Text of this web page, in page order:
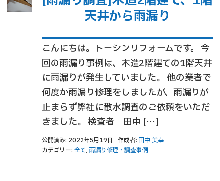
天井から雨漏り
こんにちは。トーシンリフォームです。 今
回の雨漏り事例は、木造2階建ての1階天井
に雨漏りが発生していました。 他の業者で
何度か雨漏り修理をしましたが、雨漏りが
止まらず弊社に散水調査のご依頼をいただ
きました。 検査者 田中 […]
公開済み: 2022年5月19日 作成者: 田中 美幸
カテゴリー: 全て, 雨漏り修理・調査事例